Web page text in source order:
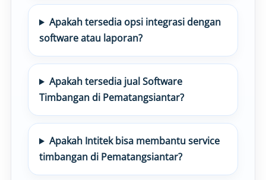
Apakah tersedia opsi integrasi dengan
software atau laporan?
Apakah tersedia jual Software
Timbangan di Pematangsiantar?
Apakah Intitek bisa membantu service
timbangan di Pematangsiantar?